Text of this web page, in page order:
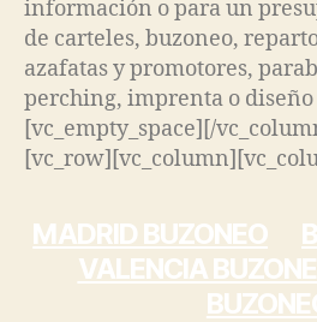
información o para un
de carteles, buzoneo,
azafatas y promotores,
perching, imprenta o diseño
[vc_empty_space][/
MADRID BUZONEO
VALENCIA